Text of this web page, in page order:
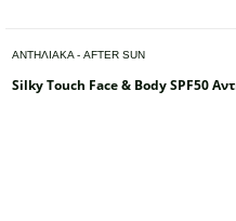
ΑΝΤΗΛΙΑΚΑ - AFTER SUN
Silky Touch Face & Body SPF50